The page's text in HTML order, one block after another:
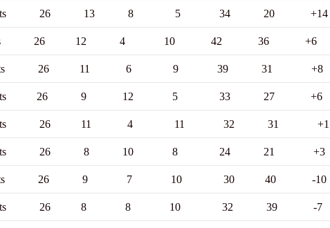
47pts 26 13 8 5 34 20 +14
40pts 26 12 4 10 42 36 +6
(B) 39pts 26 11 6 9 39 31 +8
(B) 39pts 26 9 12 5 33 27 +6
(B) 36pts 26 11 4 11 32 31 +1
34pts 26 8 10 8 24 21 +3
34pts 26 9 7 10 30 40 -10
32pts 26 8 8 10 32 39 -7